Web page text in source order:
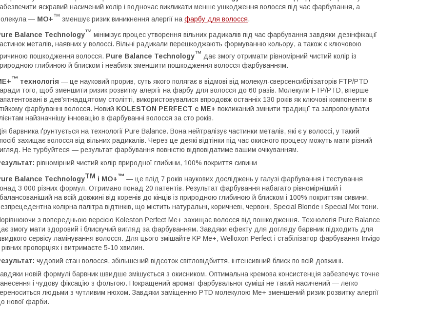
яскравий насичений колір і водночас викликати менше ушкодження волосся під час фарбування, а
— МО+™ зменшує ризик виникнення алергії на фарбу для волосся.
Balance Technology™ мінімізує процес утворення вільних радикалів під час фарбування завдяки дезінфікації
металів, наявних у волоссі. Вільні радикали перешкоджають формуванню кольору, а також є ключовою
пошкодження волосся. Pure Balance Technology™ дає змогу отримати рівномірний чистий колір із
глибиною й блиском і неабияк зменшити пошкодження волосся фарбуванням.
™ технологія — це науковий прорив, суть якого полягає в відмові від молекул-сверсенсибілізаторів FTP/PTD
того, щоб зменшити ризик розвитку алергії на фарбу для волосся до 60 разів. Молекули FTP/PTD, вперше
в дев'ятнадцятому столітті, використовувалися впродовж останніх 130 років як ключові компоненти в
фарбуванні волосся. Новий KOLESTON PERFECT с ME+ покликаний змінити традиції та запропонувати
найзначнішу інновацію в фарбуванні волосся за сто років.
барвника ґрунтується на технології Pure Balance. Вона нейтралізує частинки металів, які є у волоссі, у такий
захищає волосся від вільних радикалів. Через це деякі відтінки під час окисного процесу можуть мати різний
Не турбуйтеся — результат фарбування повністю відповідатиме вашим очікуванням.
рівномірний чистий колір природної глибини, 100% покриття сивини
Balance TechnologyTM і МО+™ — це плід 7 років наукових досліджень у галузі фарбування і тестування
3 000 різних формул. Отримано понад 20 патентів. Результат фарбування набагато рівномірніший і
на всій довжині від коренів до кінців із природною глибиною й блиском і 100% покриттям сивини.
колірна палітра відтінків, що містить натуральні, коричневі, червоні, Special Blonde і Special Mix тони.
з попередньою версією Koleston Perfect Me+ захищає волосся від пошкодження. Технологія Pure Balance
змогу мати здоровий і блискучий вигляд за фарбуванням. Завдяки ефекту для догляду барвник підходить для
сервісу ламінування волосся. Для цього змішайте KP Me+, Welloxon Perfect і стабілізатор фарбування Invigo
рівних пропорціях і витримаєте 5-10 хвилин.
чудовий стан волосся, збільшений відсоток світловідбиття, інтенсивний блиск по всій довжині.
новій формулі барвник швидше змішується з окисником. Оптимальна кремова консистенція забезпечує точне
і чудову фіксацію з фольгою. Покращений аромат фарбувальної суміші не такий насичений — легко
людьми з чутливим нюхом. Завдяки заміщенню PTD молекулою Me+ зменшений ризик розвитку алергії
нової фарби.